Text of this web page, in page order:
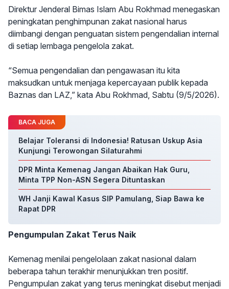
Direktur Jenderal Bimas Islam Abu Rokhmad menegaskan
peningkatan penghimpunan zakat nasional harus
diimbangi dengan penguatan sistem pengendalian internal
di setiap lembaga pengelola zakat.
“Semua pengendalian dan pengawasan itu kita
maksudkan untuk menjaga kepercayaan publik kepada
Baznas dan LAZ,” kata Abu Rokhmad, Sabtu (9/5/2026).
BACA JUGA
Belajar Toleransi di Indonesia! Ratusan Uskup Asia
Kunjungi Terowongan Silaturahmi
DPR Minta Kemenag Jangan Abaikan Hak Guru,
Minta TPP Non-ASN Segera Dituntaskan
WH Janji Kawal Kasus SIP Pamulang, Siap Bawa ke
Rapat DPR
Pengumpulan Zakat Terus Naik
Kemenag menilai pengelolaan zakat nasional dalam
beberapa tahun terakhir menunjukkan tren positif.
Pengumpulan zakat yang terus meningkat disebut menjadi